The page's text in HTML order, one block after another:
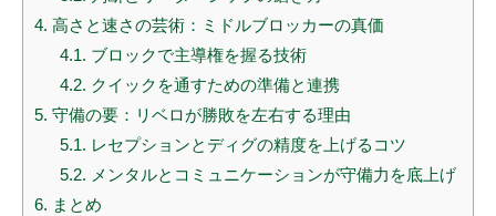
4. 高さと速さの芸術：ミドルブロッカーの真価
4.1. ブロックで主導権を握る技術
4.2. クイックを通すための準備と連携
5. 守備の要：リベロが勝敗を左右する理由
5.1. レセプションとディグの精度を上げるコツ
5.2. メンタルとコミュニケーションが守備力を底上げ
6. まとめ